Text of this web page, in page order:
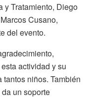
y Tratamiento, Diego
Cusano,
del evento.
actividad y su
niños. También
un soporte